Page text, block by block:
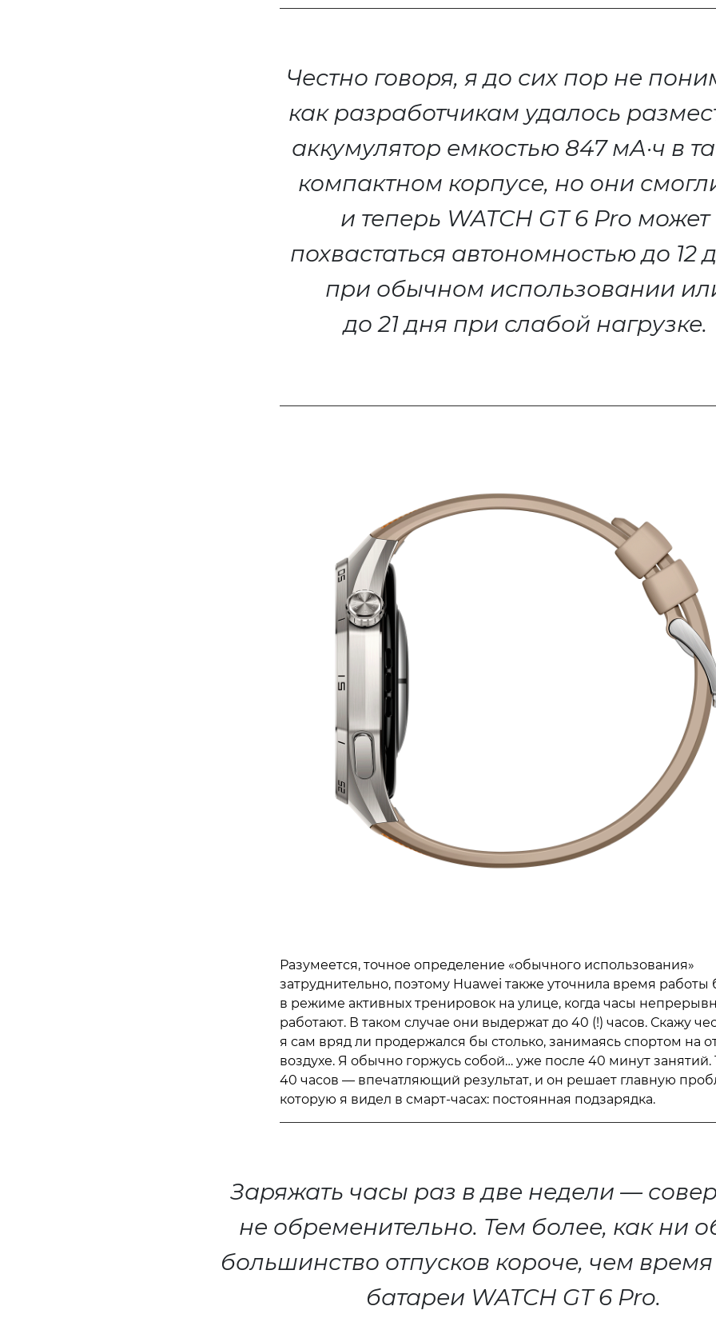
Честно говоря, я до сих пор не
как разработчикам удалось
аккумулятор емкостью 847 мА·ч в
компактном корпусе, но они
и теперь WATCH GT 6 Pro может
похвастаться автономностью до 12
при обычном использовании
до 21 дня при слабой нагрузке.
Разумеется, точное определение «обычного использования»
затруднительно, поэтому Huawei также уточнила время работы
в режиме активных тренировок на улице, когда часы
работают. В таком случае они выдержат до 40 (!) часов. Скажу
я сам вряд ли продержался бы столько, занимаясь спортом на
воздухе. Я обычно горжусь собой… уже после 40 минут занятий.
40 часов — впечатляющий результат, и он решает главную
которую я видел в смарт-часах: постоянная подзарядка.
Заряжать часы раз в две недели —
не обременительно. Тем более, как ни
большинство отпусков короче, чем
батареи WATCH GT 6 Pro.